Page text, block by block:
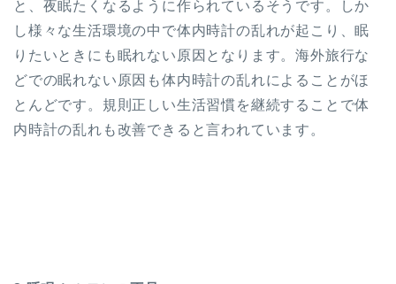
と、夜眠たくなるように作られているそうです。しか
し様々な生活環境の中で体内時計の乱れが起こり、眠
りたいときにも眠れない原因となります。海外旅行な
どでの眠れない原因も体内時計の乱れによることがほ
とんどです。規則正しい生活習慣を継続することで体
内時計の乱れも改善できると言われています。